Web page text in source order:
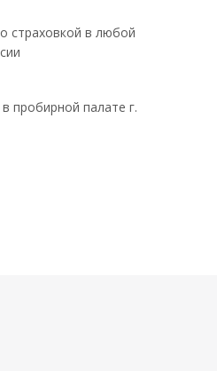
страховкой в любой
пробирной палате г.